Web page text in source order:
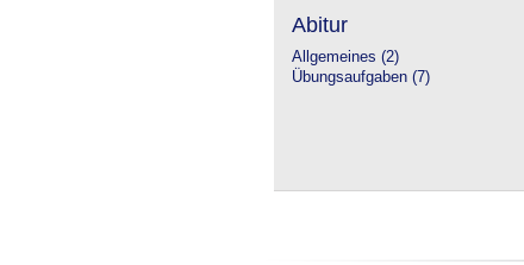
Abitur
Allgemeines (2)
Übungsaufgaben (7)